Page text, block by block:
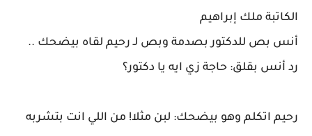
الكاتبة ملك إبراهيم
أنس بص للدكتور بصدمة وبص لـ رحيم لقاه بيضحك ..
رد أنس بقلق: حاجة زي ايه يا دكتور؟
رحيم اتكلم وهو بيضحك: لبن مثلا! من اللي انت بتشربه